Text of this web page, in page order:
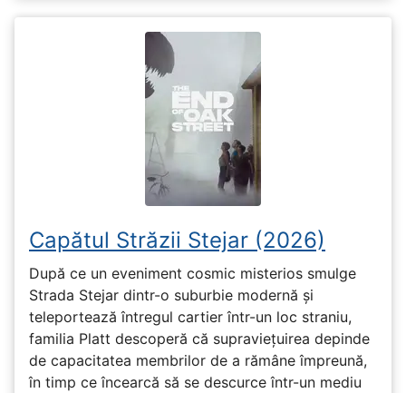
Capătul Străzii Stejar (2026)
După ce un eveniment cosmic misterios smulge
Strada Stejar dintr-o suburbie modernă și
teleportează întregul cartier într-un loc straniu,
familia Platt descoperă că supraviețuirea depinde
de capacitatea membrilor de a rămâne împreună,
în timp ce încearcă să se descurce într-un mediu